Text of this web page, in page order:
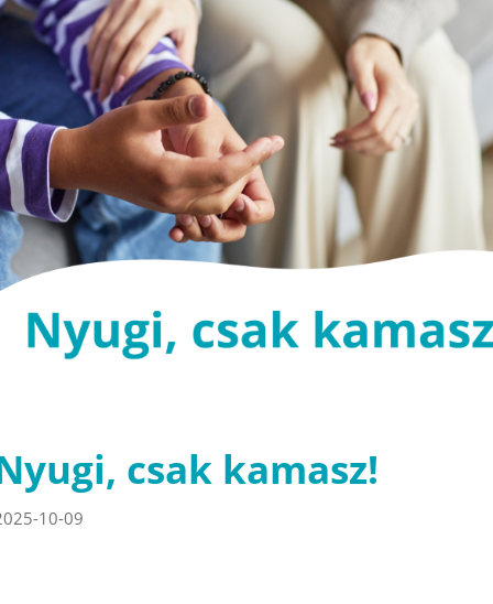
csak kamasz!
10-09